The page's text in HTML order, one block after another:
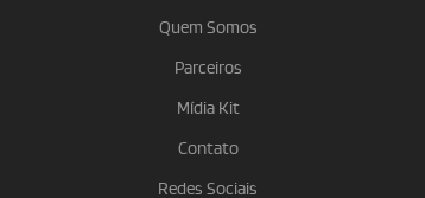
Quem Somos
Parceiros
Mídia Kit
Contato
Redes Sociais